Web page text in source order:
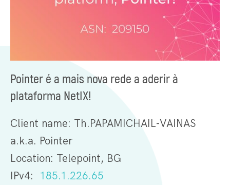
Pointer é a mais nova rede a aderir à
plataforma NetIX!
Client name: Th.PAPAMICHAIL-VAINAS
a.k.a. Pointer
Location: Telepoint, BG
IPv4: 185.1.226.65